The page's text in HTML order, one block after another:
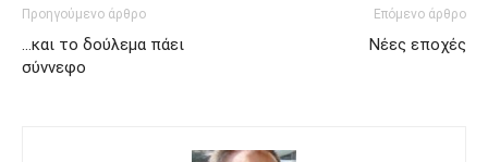
Προηγούμενο άρθρο
…και το δούλεμα πάει
σύννεφο
Επόμενο άρθρο
Νέες εποχές